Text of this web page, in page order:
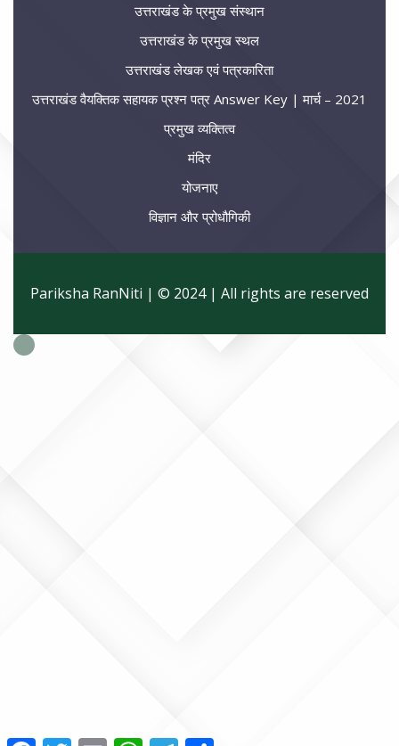
उत्तराखंड के प्रमुख संस्थान
उत्तराखंड के प्रमुख स्थल
उत्तराखंड लेखक एवं पत्रकारिता
उत्तराखंड वैयक्तिक सहायक प्रश्न पत्र Answer Key | मार्च – 2021
प्रमुख व्यक्तित्व
मंदिर
योजनाए
विज्ञान और प्रोधौगिकी
Pariksha RanNiti | © 2024 | All rights are reserved